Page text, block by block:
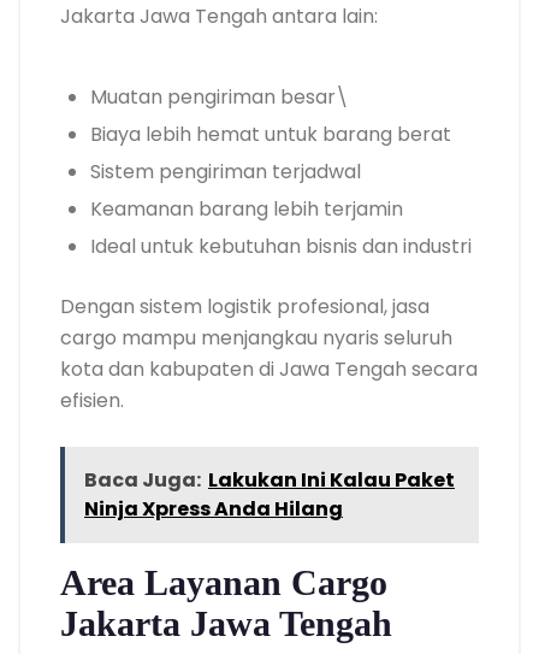
Jakarta Jawa Tengah antara lain:
Muatan pengiriman besar\
Biaya lebih hemat untuk barang berat
Sistem pengiriman terjadwal
Keamanan barang lebih terjamin
Ideal untuk kebutuhan bisnis dan industri
Dengan sistem logistik profesional, jasa
cargo mampu menjangkau nyaris seluruh
kota dan kabupaten di Jawa Tengah secara
efisien.
Baca Juga: Lakukan Ini Kalau Paket
Ninja Xpress Anda Hilang
Area Layanan Cargo
Jakarta Jawa Tengah